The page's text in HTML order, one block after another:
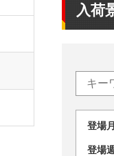
入荷
登
登